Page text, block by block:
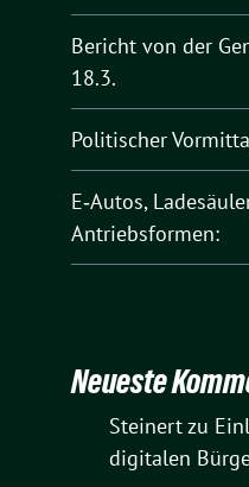
Bericht von der
18.3.
Politischer
E‑Autos,
Antriebsformen:
Neueste
Steinertzu
digitalen